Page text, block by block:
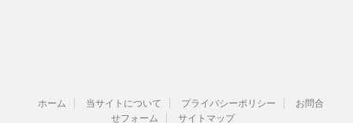
ホーム 当サイトについて プライバシーポリシー
お問合
せフォーム
サイトマップ